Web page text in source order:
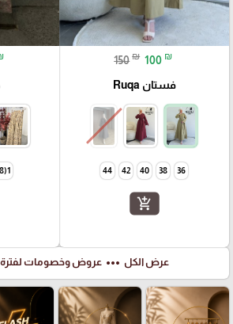
150 ₪ 100 ₪
فستان Ruqa
36
38
40
42
44
add_shopping_cart
1(36-38)
عرض الكل more_horiz عروض وخصومات